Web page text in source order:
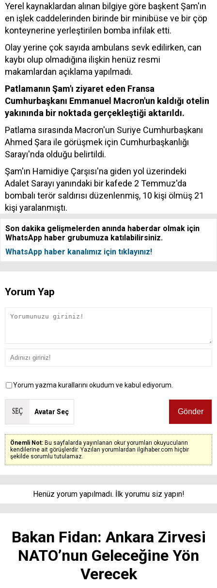
Yerel kaynaklardan alınan bilgiye göre başkent Şam'ın
en işlek caddelerinden birinde bir minibüse ve bir çöp
konteynerine yerleştirilen bomba infilak etti.
Olay yerine çok sayıda ambulans sevk edilirken, can
kaybı olup olmadığına ilişkin henüz resmi
makamlardan açıklama yapılmadı.
Patlamanın Şam'ı ziyaret eden Fransa
Cumhurbaşkanı Emmanuel Macron'un kaldığı otelin
yakınında bir noktada gerçekleştiği aktarıldı.
Patlama sırasında Macron'un Suriye Cumhurbaşkanı
Ahmed Şara ile görüşmek için Cumhurbaşkanlığı
Sarayı'nda olduğu belirtildi.
Şam'ın Hamidiye Çarşısı'na giden yol üzerindeki
Adalet Sarayı yanındaki bir kafede 2 Temmuz'da
bombalı terör saldırısı düzenlenmiş, 10 kişi ölmüş 21
kişi yaralanmıştı.
Son dakika gelişmelerden anında haberdar olmak için
WhatsApp haber grubumuza katılabilirsiniz.
WhatsApp haber kanalımız için tıklayınız!
Yorum Yap
Yorum yazma kurallarını okudum ve kabul ediyorum.
Avatar Seç
Önemli Not: Bu sayfalarda yayınlanan okur yorumları okuyucuların
kendilerine ait görüşlerdir. Yazılan yorumlardan ilgihaber.com hiçbir
şekilde sorumlu tutulamaz.
Henüz yorum yapılmadı. İlk yorumu siz yapın!
Bakan Fidan: Ankara Zirvesi
NATO’nun Geleceğine Yön
Verecek